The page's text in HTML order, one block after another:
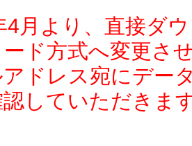
4月より、直接ダ
ド方式へ変更さ
アドレス宛にデー
していただきま